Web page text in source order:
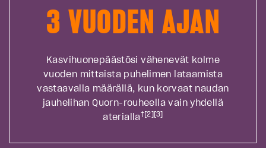
3 VUODEN AJAN
Kasvihuonepäästösi vähenevät kolme
vuoden mittaista puhelimen lataamista
vastaavalla määrällä, kun korvaat naudan
jauhelihan Quorn-rouheella vain yhdellä
aterialla†[2][3]